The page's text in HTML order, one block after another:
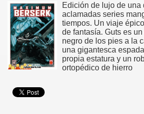
Edición de lujo de una
aclamadas series
tiempos. Un viaje
de fantasía. Guts es
negro de los pies a la
una gigantesca
propia estatura y un
ortopédico de hierro